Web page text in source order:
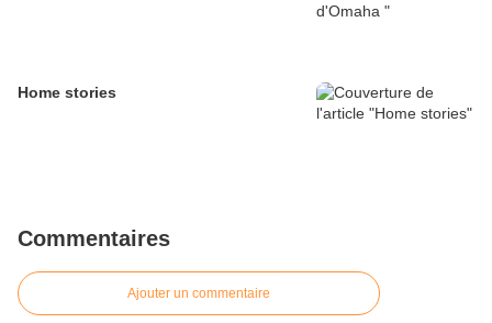
Home stories
Commentaires
Ajouter un commentaire